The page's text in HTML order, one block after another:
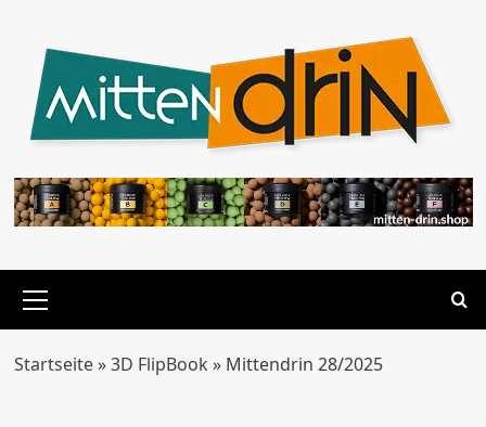
springen
Menü
Startseite»3D FlipBook » Mittendrin 28/2025